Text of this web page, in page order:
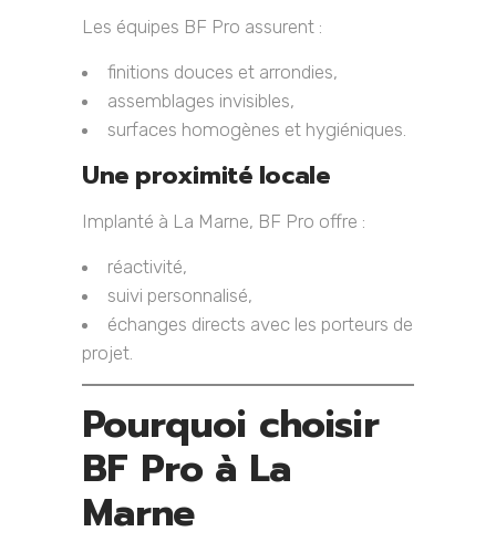
Les équipes BF Pro assurent :
finitions douces et arrondies,
assemblages invisibles,
surfaces homogènes et hygiéniques.
Une proximité locale
Implanté à La Marne, BF Pro offre :
réactivité,
suivi personnalisé,
échanges directs avec les porteurs de
projet.
Pourquoi choisir
BF Pro à La
Marne